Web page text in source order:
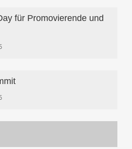
für Promovierende und